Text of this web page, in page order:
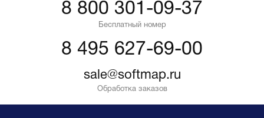
8 800 301-09-37
Бесплатный номер
8 495 627-69-00
sale@softmap.ru
Обработка заказов